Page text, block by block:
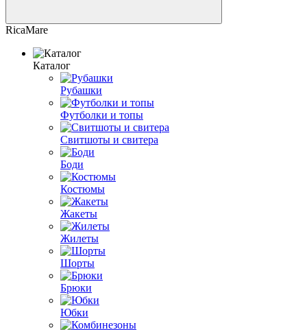
RicaMare
Каталог
Рубашки
Футболки и топы
Свитшоты и свитера
Боди
Костюмы
Жакеты
Жилеты
Шорты
Брюки
Юбки